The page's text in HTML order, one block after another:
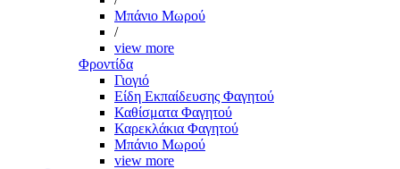
Μπάνιο Μωρού
/
view more
Φροντίδα
Γιογιό
Είδη Εκπαίδευσης Φαγητού
Καθίσματα Φαγητού
Καρεκλάκια Φαγητού
Μπάνιο Μωρού
view more